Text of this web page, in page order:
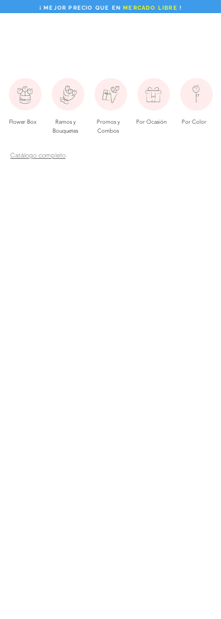
¡ MEJOR PRECIO QUE ENMERCADO LIBRE !
Flower Box
Ramos y
Bouquetes
Promos y
Combos
Por Ocasión Por Color
Catálogo completo